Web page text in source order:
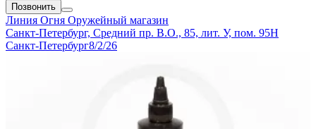
Позвонить
Линия Огня Оружейный магазин
Санкт-Петербург, Средний пр. В.О., 85, лит. У, пом. 95Н
Санкт-Петербург8/2/26